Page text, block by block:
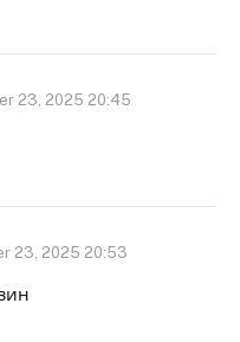
23, 2025 20:45
23, 2025 20:53